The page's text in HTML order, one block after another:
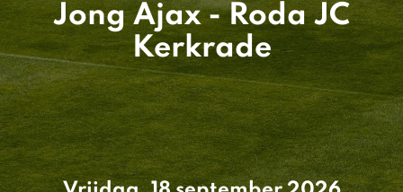
Jong Ajax - Roda JC
Kerkrade